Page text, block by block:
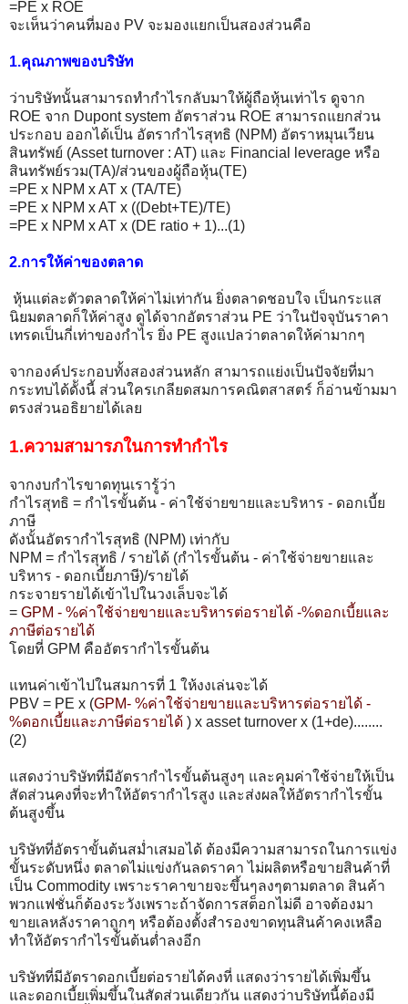
=PE x ROE
จะเห็นว่าคนที่มอง PV จะมองแยกเป็นสองส่วนคือ
1.คุณภาพของบริษัท
ว่าบริษัทนั้นสามารถทำกำไรกลับมาให้ผู้ถือหุ้นเท่าไร ดูจาก
ROE จาก Dupont system อัตราส่วน ROE สามารถแยกส่วน
ประกอบ ออกได้เป็น อัตรากำไรสุทธิ (NPM) อัตราหมุนเวียน
สินทรัพย์ (Asset turnover : AT) และ Financial leverage หรือ
สินทรัพย์รวม(TA)/ส่วนของผู้ถือหุ้น(TE)
=PE x NPM x AT x (TA/TE)
=PE x NPM x AT x ((Debt+TE)/TE)
=PE x NPM x AT x (DE ratio + 1)...(1)
2.การให้ค่าของตลาด
หุ้นแต่ละตัวตลาดให้ค่าไม่เท่ากัน ยิ่งตลาดชอบใจ เป็นกระแส
นิยมตลาดก็ให้ค่าสูง ดูได้จากอัตราส่วน PE ว่าในปัจจุบันราคา
เทรดเป็นกี่เท่าของกำไร ยิ่ง PE สูงแปลว่าตลาดให้ค่ามากๆ
จากองค์ประกอบทั้งสองส่วนหลัก สามารถแย่งเป็นปัจจัยที่มา
กระทบได้ดัังนี้ ส่วนใครเกลียดสมการคณิตสาสตร์ ก็อ่านข้ามมา
ตรงส่วนอธิยายได้เลย
1.ความสามารภในการทำกำไร
จากงบกำไรขาดทุนเรารู้ว่า
กำไรสุทธิ = กำไรขั้นต้น - ค่าใช้จ่ายขายและบริหาร - ดอกเบี้ย
ภาษี
ดังนั้นอัตรากำไรสุทธิ (NPM) เท่ากับ
NPM = กำไรสุทธิ / รายได้ (กำไรขั้นต้น - ค่าใช้จ่ายขายและ
บริหาร - ดอกเบี้ยภาษี)/รายได้
กระจายรายได้เข้าไปในวงเล็บจะได้
= GPM - %ค่าใช้จ่ายขายและบริหารต่อรายได้ -%ดอกเบี้ยและ
ภาษีต่อรายได้
โดยที่ GPM คืออัตรากำไรขั้นต้น
แทนค่าเข้าไปในสมการที่ 1 ให้งงเล่นจะได้
PBV = PE x (GPM- %ค่าใช้จ่ายขายและบริหารต่อรายได้ -
%ดอกเบี้ยและภาษีต่อรายได้ ) x asset turnover x (1+de)........
(2)
แสดงว่าบริษัทที่มีอัตรากำไรขั้นต้นสูงๆ และคุมค่าใช้จ่ายให้เป็น
สัดส่วนคงที่จะทำให้อัตรากำไรสูง และส่งผลให้อัตรากำไรขั้น
ต้นสูงขึ้น
บริษัทที่อัตราขั้นต้นสม่ำเสมอได้ ต้องมีความสามารถในการแข่ง
ขั้นระดับหนึ่ง ตลาดไม่แข่งกันลดราคา ไม่ผลิตหรือขายสินค้าที่
เป็น Commodity เพราะราคาขายจะขึ้นๆลงๆตามตลาด สินค้า
พวกแฟชั่นก็ต้องระวังเพราะถ้าจัดการสต็อกไม่ดี อาจต้องมา
ขายเลหลังราคาถูกๆ หรือต้องตั้งสำรองขาดทุนสินค้าคงเหลือ
ทำให้อัตรากำไรขั้นต้นต่ำลงอีก
บริษัทที่มีอัตราดอกเบี้ยต่อรายได้คงที่ แสดงว่ารายได้เพิ่มขึ้น
และดอกเบี้ยเพิ่มขึ้นในสัดส่วนเดียวกัน แสดงว่าบริษัทนี้ต้องมี